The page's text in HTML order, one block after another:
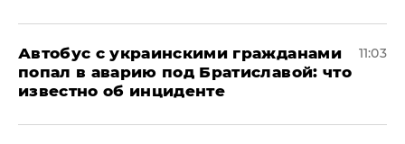
Автобус с украинскими гражданами
попал в аварию под Братиславой: что
известно об инциденте
11:03